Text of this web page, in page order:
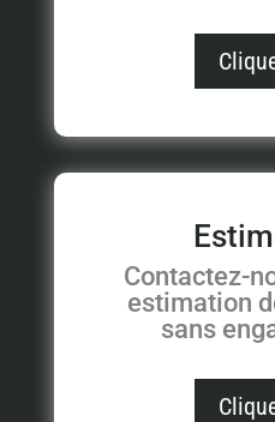
Contactez-
estimation
sans